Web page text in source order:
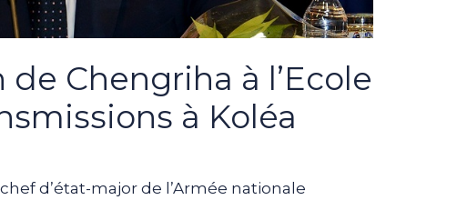
Chengriha à l’Ecole
à Koléa
d’état-major de l’Armée nationale